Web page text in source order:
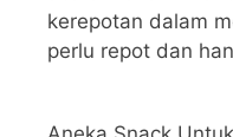
kerepotan dalam
perlu repot dan